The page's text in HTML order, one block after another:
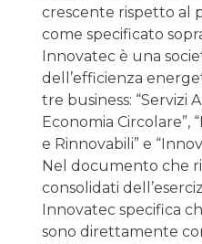
crescente rispetto al
come specificato
Innovatec è una
dell’efficienza
tre business: “Servizi
Economia Circolare”,
e Rinnovabili” e
Nel documento che
consolidati
Innovatec specifica
sono direttamente